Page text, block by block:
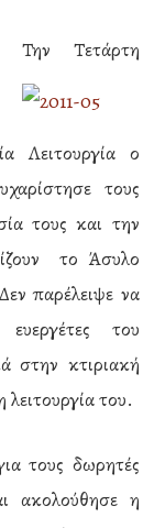
Την Τετάρτη
Λειτουργία ο
τους
τους και την
το Άσυλο
παρέλειψε να
του
στην κτιριακή
του.
τους δωρητές
ακολούθησε η